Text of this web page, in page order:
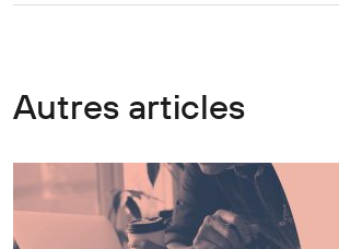
Autres articles